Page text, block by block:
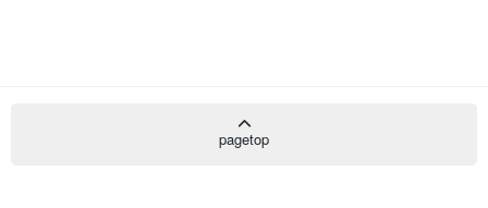
pagetop